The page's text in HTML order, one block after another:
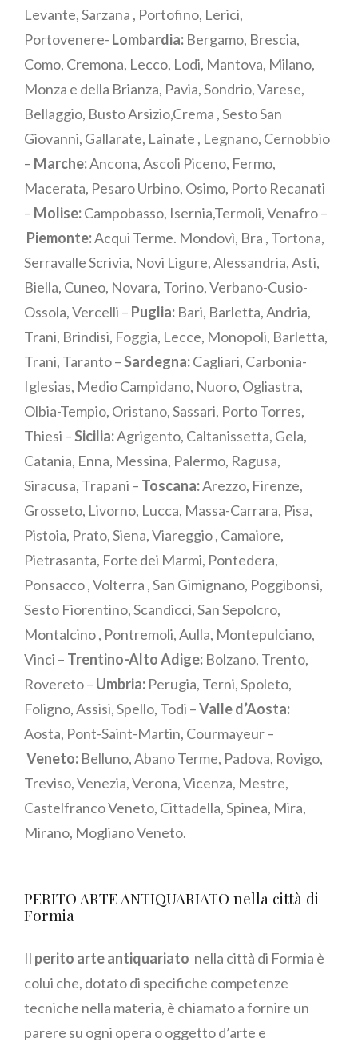
Levante, Sarzana , Portofino, Lerici,
Portovenere- Lombardia: Bergamo, Brescia,
Como, Cremona, Lecco, Lodi, Mantova, Milano,
Monza e della Brianza, Pavia, Sondrio, Varese,
Bellaggio, Busto Arsizio,Crema , Sesto San
Giovanni, Gallarate, Lainate , Legnano, Cernobbio
– Marche:Ancona, Ascoli Piceno, Fermo,
Macerata, Pesaro Urbino, Osimo, Porto Recanati
– Molise:Campobasso, Isernia,Termoli, Venafro –
Piemonte:Acqui Terme. Mondovì, Bra , Tortona,
Serravalle Scrivia, Novi Ligure, Alessandria, Asti,
Biella, Cuneo, Novara, Torino, Verbano-Cusio-
Ossola, Vercelli – Puglia: Bari, Barletta, Andria,
Trani, Brindisi, Foggia, Lecce, Monopoli, Barletta,
Trani, Taranto –Sardegna:Cagliari, Carbonia-
Iglesias, Medio Campidano, Nuoro, Ogliastra,
Olbia-Tempio, Oristano, Sassari, Porto Torres,
Thiesi –Sicilia:Agrigento, Caltanissetta, Gela,
Catania, Enna, Messina, Palermo, Ragusa,
Siracusa, Trapani – Toscana:Arezzo, Firenze,
Grosseto, Livorno, Lucca, Massa-Carrara, Pisa,
Pistoia, Prato, Siena, Viareggio , Camaiore,
Pietrasanta, Forte dei Marmi, Pontedera,
Ponsacco , Volterra , San Gimignano, Poggibonsi,
Sesto Fiorentino, Scandicci, San Sepolcro,
Montalcino , Pontremoli, Aulla, Montepulciano,
Vinci – Trentino-Alto Adige: Bolzano, Trento,
Rovereto – Umbria: Perugia, Terni, Spoleto,
Foligno, Assisi, Spello, Todi –Valle d’Aosta:
Aosta, Pont-Saint-Martin, Courmayeur –
Veneto: Belluno, Abano Terme, Padova, Rovigo,
Treviso, Venezia, Verona, Vicenza, Mestre,
Castelfranco Veneto, Cittadella, Spinea, Mira,
Mirano, Mogliano Veneto.
PERITO ARTE ANTIQUARIATO nella città di
Formia
Il perito arte antiquariato nella città di Formia è
colui che, dotato di specifiche competenze
tecniche nella materia, è chiamato a fornire un
parere su ogni opera o oggetto d’arte e